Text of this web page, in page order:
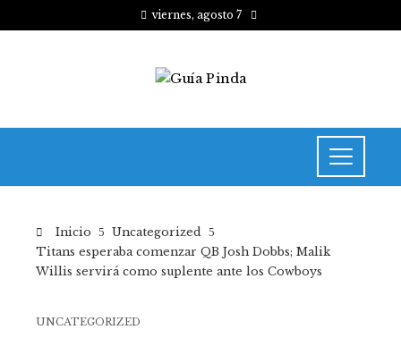
viernes, agosto 7
Inicio
Uncategorized
Titans esperaba comenzar QB Josh Dobbs; Malik
Willis servirá como suplente ante los Cowboys
UNCATEGORIZED